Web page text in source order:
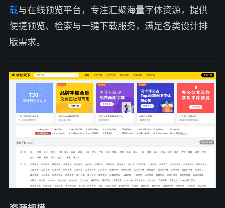
载与在线预览平台，专注汇聚海量字体资源，提供
便捷预览、检索与一键下载服务，满足各类设计排
版需求。